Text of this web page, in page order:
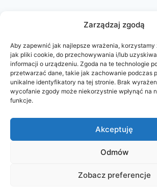
Zarządzaj zgodą
Aby zapewnić jak najlepsze wrażenia,
jak pliki cookie, do przechowywania i/lub
informacji o urządzeniu. Zgoda na te technologie
przetwarzać dane, takie jak zachowanie podczas
unikalne identyfikatory na tej stronie. Brak
wycofanie zgody może niekorzystnie wpłynąć na
funkcje.
Akceptuję
Odmów
Zobacz preferencje
REGULAMIN POLITYKA